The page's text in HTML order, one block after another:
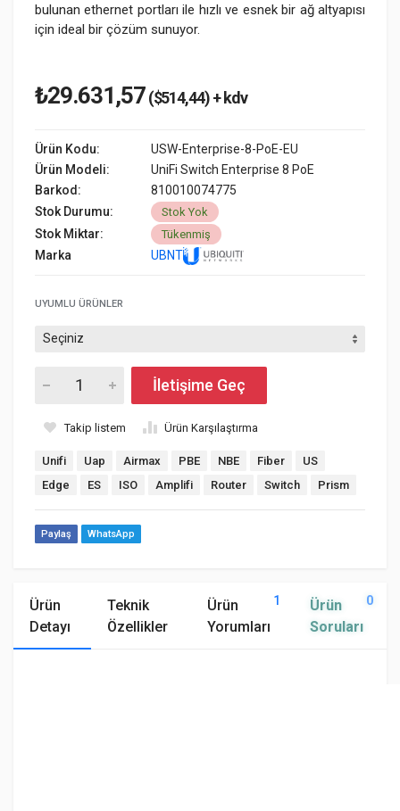
bulunan ethernet portları ile hızlı ve esnek bir ağ altyapısı
için ideal bir çözüm sunuyor.
₺29.631,57 ($514,44) + kdv
Ürün Kodu:
USW-Enterprise-8-PoE-EU
Ürün Modeli:
UniFi Switch Enterprise 8 PoE
Barkod:
810010074775
Stok Durumu:
Stok Yok
Stok Miktar: Tükenmiş
Marka UBNT
UYUMLU ÜRÜNLER
İletişime Geç
Takip listem Ürün Karşılaştırma
Unifi Uap Airmax PBE NBE Fiber
US
Edge
ES ISO Amplifi Router Switch Prism
Paylaş WhatsApp
Ürün
Detayı
Teknik
Özellikler
Ürün
Yorumları
1
Ürün
Soruları
0